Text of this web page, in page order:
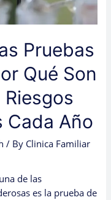
Pruebas
Qué Son
Cada Año
/ By Clinica Familiar
de las
es la prueba de